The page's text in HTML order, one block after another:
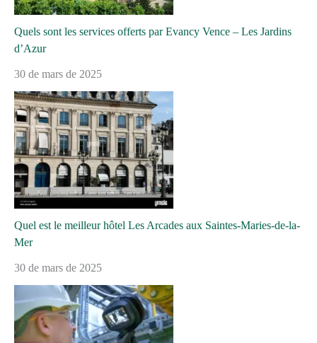
Quels sont les services offerts par Evancy Vence – Les Jardins
d’Azur
30 de mars de 2025
Quel est le meilleur hôtel Les Arcades aux Saintes-Maries-de-la-
Mer
30 de mars de 2025